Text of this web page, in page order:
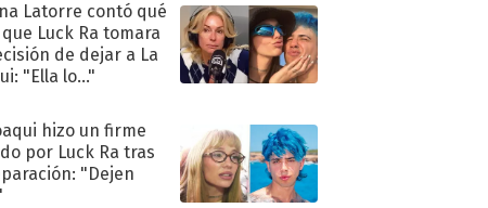
Latorre contó qué
Luck Ra tomara
de dejar a La
"Ella lo..."
hizo un firme
por Luck Ra tras
"Dejen